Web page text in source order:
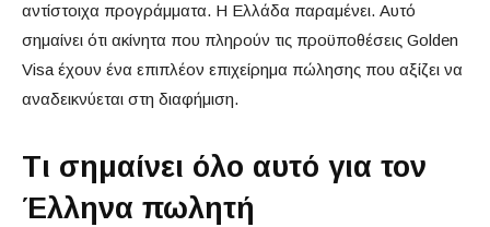
αντίστοιχα προγράμματα. Η Ελλάδα παραμένει. Αυτό
σημαίνει ότι ακίνητα που πληρούν τις προϋποθέσεις Golden
Visa έχουν ένα επιπλέον επιχείρημα πώλησης που αξίζει να
αναδεικνύεται στη διαφήμιση.
Τι σημαίνει όλο αυτό για τον
Έλληνα πωλητή